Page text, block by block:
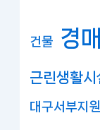
건물 경매
근린생활시
대구서부지원